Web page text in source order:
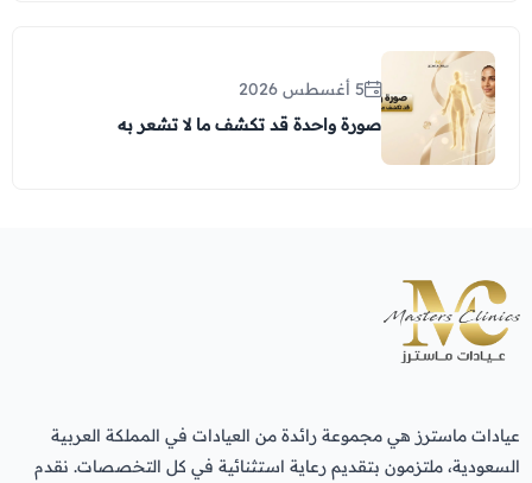
5 أغسطس 2026
صورة واحدة قد تكشف ما لا تشعر به
عيادات ماسترز هي مجموعة رائدة من العيادات في المملكة العربية
السعودية، ملتزمون بتقديم رعاية استثنائية في كل التخصصات. نقدم